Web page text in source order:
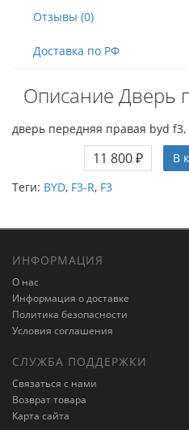
Отзывы (0)
Доставка по РФ
Описание Дверь
дверь передняя правая byd
11 800 ₽
В
Теги: BYD, F3-R, F3
ИНФОРМАЦИЯ
О нас
Информация о доставке
Политика безопасности
Условия соглашения
СЛУЖБА ПОДДЕРЖКИ
Связаться с нами
Возврат товара
Карта сайта